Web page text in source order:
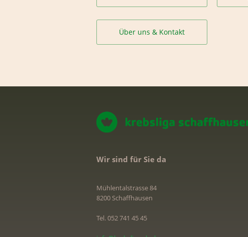
Über uns & Kontakt
Wir sind für Sie da
Mühlentalstrasse 84
8200 Schaffhausen
Tel. 052 741 45 45